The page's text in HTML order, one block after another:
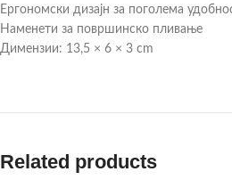
Ергономски дизајн за поголема
Наменети за површинско пливање
Димензии: 13,5 × 6 × 3 cm
Related products